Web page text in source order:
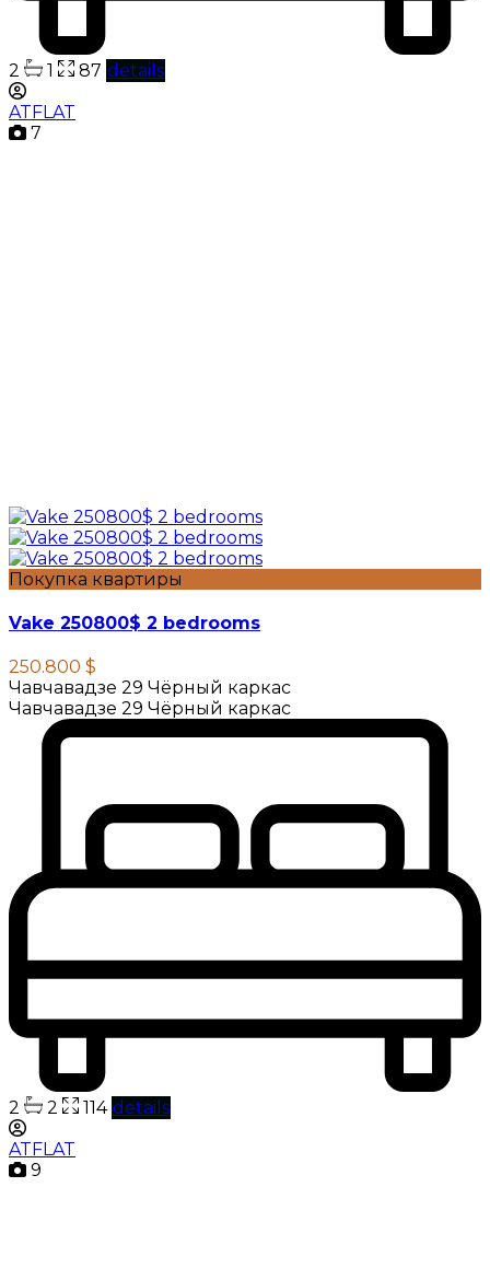
2 1 87 details
ATFLAT
7
Покупка квартиры
Vake 250800$ 2 bedrooms
250.800 $
Чавчавадзе 29 Чёрный каркас
Чавчавадзе 29 Чёрный каркас
2 2 114 details
ATFLAT
9